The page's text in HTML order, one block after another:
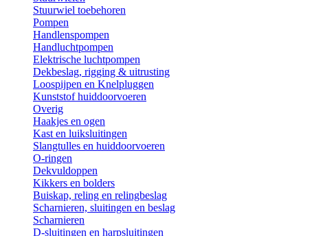
Stuurwiel toebehoren
Pompen
Handlenspompen
Handluchtpompen
Elektrische luchtpompen
Dekbeslag, rigging & uitrusting
Loospijpen en Knelpluggen
Kunststof huiddoorvoeren
Overig
Haakjes en ogen
Kast en luiksluitingen
Slangtulles en huiddoorvoeren
O-ringen
Dekvuldoppen
Kikkers en bolders
Buiskap, reling en relingbeslag
Scharnieren, sluitingen en beslag
Scharnieren
D-sluitingen en harpsluitingen